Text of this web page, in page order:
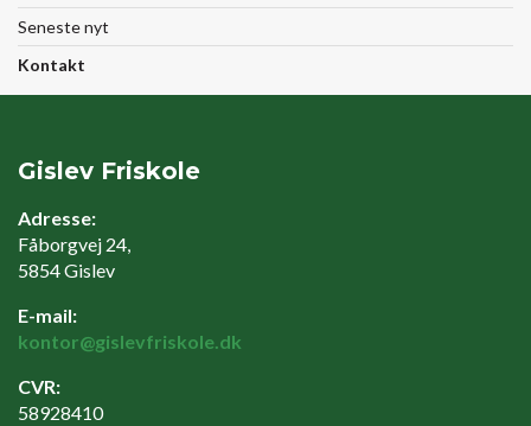
Seneste nyt
Kontakt
Gislev Friskole
Adresse:
Fåborgvej 24,
5854 Gislev
E-mail:
kontor@gislevfriskole.dk
CVR:
58928410